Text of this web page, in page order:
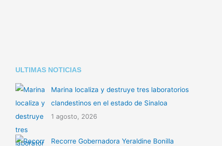
ULTIMAS NOTICIAS
Marina localiza y destruye tres laboratorios
clandestinos en el estado de Sinaloa
1 agosto, 2026
Recorre Gobernadora Yeraldine Bonilla